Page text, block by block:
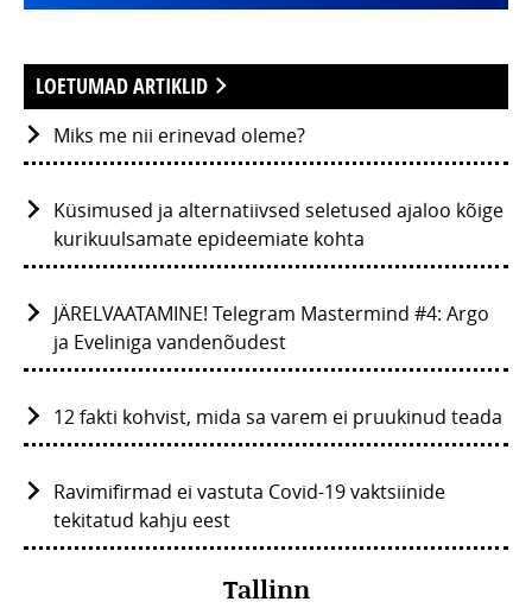
LOETUMAD ARTIKLID
Miks me nii erinevad oleme?
Küsimused ja alternatiivsed seletused ajaloo kõige
kurikuulsamate epideemiate kohta
JÄRELVAATAMINE! Telegram Mastermind #4: Argo
ja Eveliniga vandenõudest
12 fakti kohvist, mida sa varem ei pruukinud teada
Ravimifirmad ei vastuta Covid-19 vaktsiinide
tekitatud kahju eest
Tallinn